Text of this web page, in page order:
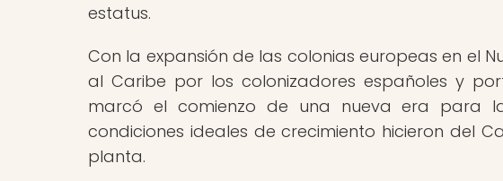
estatus.
Con la expansión de las colonias europeas en el
al Caribe por los colonizadores españoles y
marcó el comienzo de una nueva era para
condiciones ideales de crecimiento hicieron del
planta.